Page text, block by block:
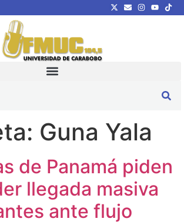
Guna Yala
de Panamá piden
llegada masiva
ante flujo